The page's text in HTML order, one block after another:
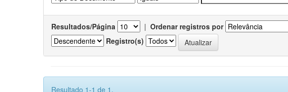
Resultados/Página | Ordenar registros por
Registro(s)
Resultado 1-1 de 1.